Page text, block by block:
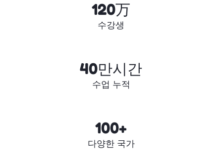
120万
수강생
40만시간
수업 누적
100+
다양한 국가